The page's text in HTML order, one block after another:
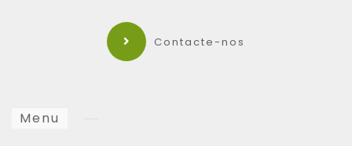
Contacte-nos
Menu